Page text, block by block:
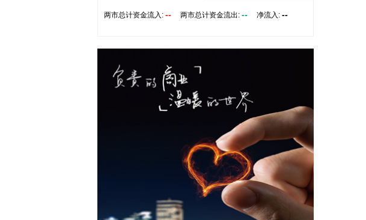
好地满足客户需求。 从目前的情况看，公司营业收入
2026-08-06 22:36:20
8月6日，中交集团党委书记、董事长宋海良在福建宁
德与宁德时代新能源科技股份有限公司创始人、董事
长兼总经理曾毓群举行会谈。双方围绕深化新能源、
交能融合、绿色发展、科技创新等领域合作进行深入
创源股份(300703)8月6日在互动平台回复称，公司目
前并未自建算力中心，更多聚焦于算力资源的应用，
两市总计资金流入: -- 两市总计资金流出: -- 净流入: --